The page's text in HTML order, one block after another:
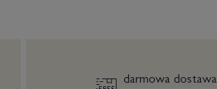
darmowa dostawa